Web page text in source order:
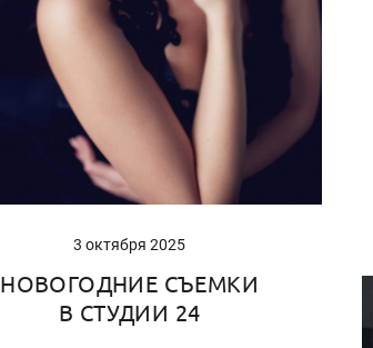
3 октября 2025
НОВОГОДНИЕ СЪЕМКИ
В СТУДИИ 24